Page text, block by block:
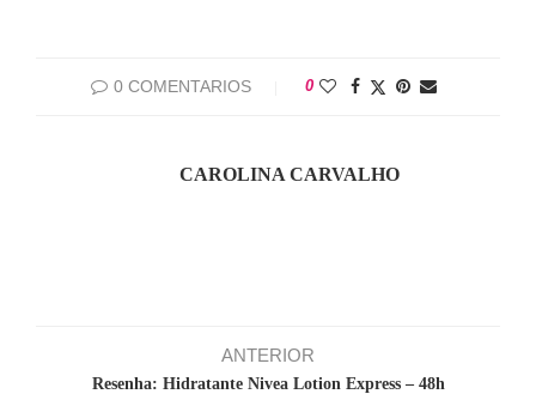
0 COMENTARIOS 0
CAROLINA CARVALHO
ANTERIOR
Resenha: Hidratante Nivea Lotion Express – 48h